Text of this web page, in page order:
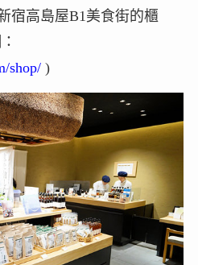
宿高島屋B1美食街的櫃
shop/)